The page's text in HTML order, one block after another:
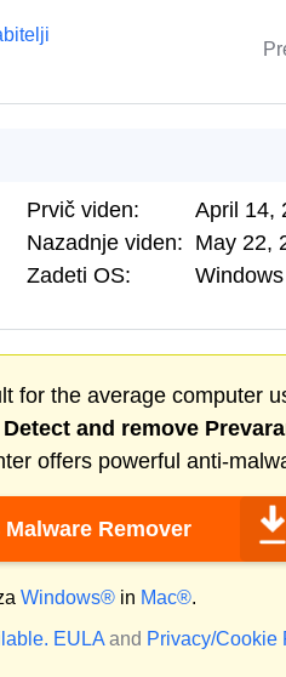
Prvič viden:
April 14,
Nazadnje viden: May 22,
Zadeti OS:
Windows
for the average computer
Detect and remove
offers powerful anti-
Remover
Windows®in Mac®.
EULA and Privacy/Cookie